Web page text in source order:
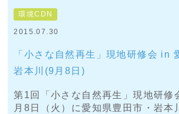
環境CDN
2015.07.30
「小さな自然再生」現地研修会 in
岩本川(9月8日)
第1回「小さな自然再生」現地研修
月8日（火）に愛知県豊田市・岩本